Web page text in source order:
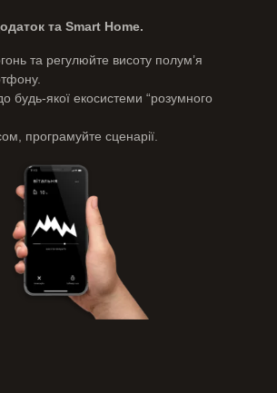
та Smart Home.
та регулюйте висоту полум’я
будь-якої екосистеми “розумного
програмуйте сценарії.